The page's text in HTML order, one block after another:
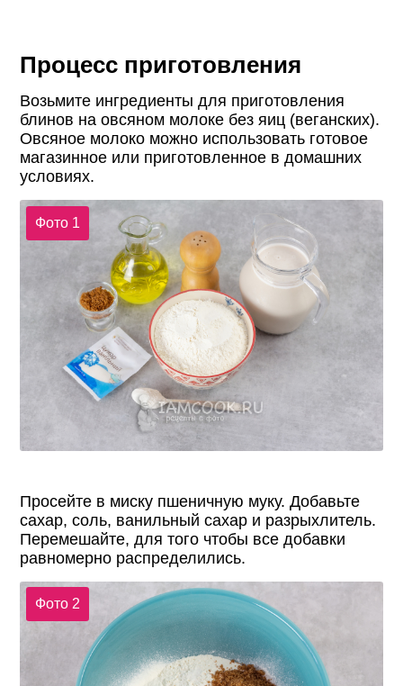
Процесс приготовления
Возьмите ингредиенты для приготовления
блинов на овсяном молоке без яиц (веганских).
Овсяное молоко можно использовать готовое
магазинное или приготовленное в домашних
условиях.
Фото 1
Просейте в миску пшеничную муку. Добавьте
сахар, соль, ванильный сахар и разрыхлитель.
Перемешайте, для того чтобы все добавки
равномерно распределились.
Фото 2